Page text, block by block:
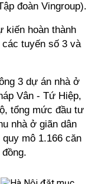
đoàn Vingroup).
kiến hoàn thành
tuyến số 3 và
3 dự án nhà ở
Vân - Tứ Hiệp,
tổng mức đầu tư
nhà ở giãn dân
mô 1.166 căn